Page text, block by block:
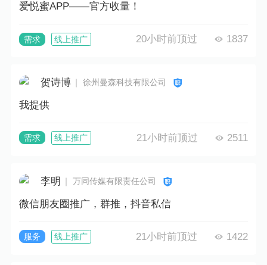
爱悦蜜APP——官方收量！
需求 线上推广 20小时前顶过 1837
贺诗博 ｜ 徐州曼森科技有限公司
我提供
需求 线上推广 21小时前顶过 2511
李明 ｜ 万同传媒有限责任公司
微信朋友圈推广，群推，抖音私信
服务 线上推广 21小时前顶过 1422